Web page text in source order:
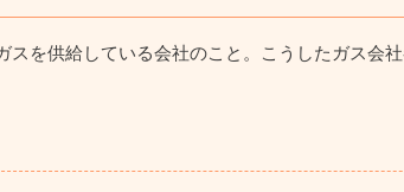
を供給している会社のこと。こうしたガス会